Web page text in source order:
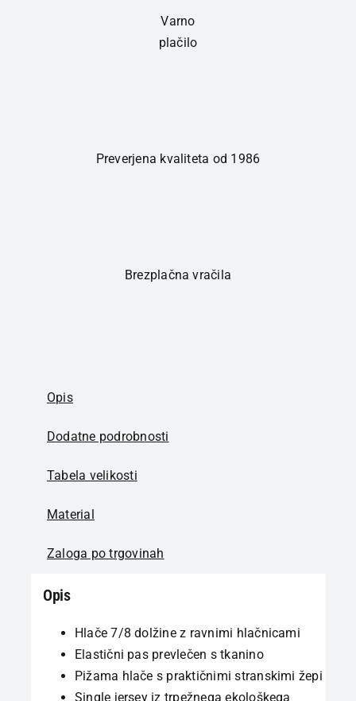
Varno
plačilo
Preverjena kvaliteta od 1986
Brezplačna vračila
Opis
Dodatne podrobnosti
Tabela velikosti
Material
Zaloga po trgovinah
Opis
Hlače 7/8 dolžine z ravnimi hlačnicami
Elastični pas prevlečen s tkanino
Pižama hlače s praktičnimi stranskimi žepi
Single jersey iz trpežnega ekološkega